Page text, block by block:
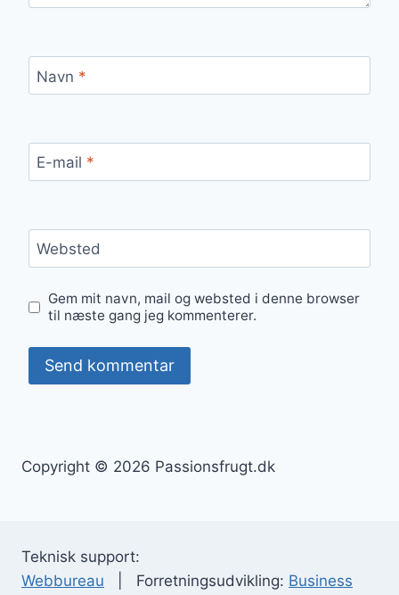
Navn *
E-mail *
Websted
Gem mit navn, mail og websted i denne browser
til næste gang jeg kommenterer.
Copyright © 2026 Passionsfrugt.dk
Teknisk support:
Webbureau | Forretningsudvikling: Business